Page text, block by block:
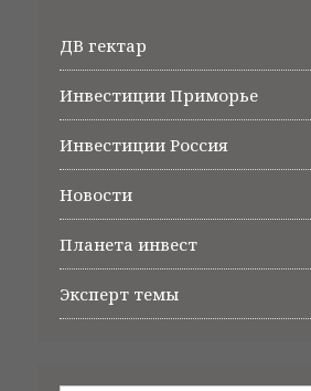
ДВ гектар
Инвестиции Приморье
Инвестиции Россия
Новости
Планета инвест
Эксперт темы